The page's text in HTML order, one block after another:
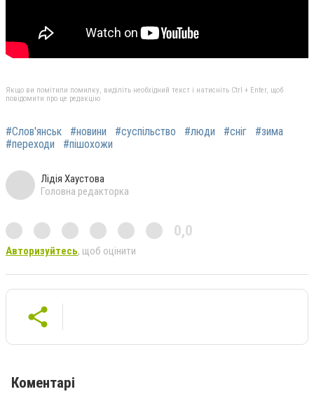
Якщо ви помітили помилку, виділіть необхідний текст і натисніть Ctrl + Enter, щоб
повідомити про це редакцію
#Слов'янськ #новини #суспільство #люди #сніг
#зима
#переходи
#пішохожи
Лідія Хаустова
Головна редакторка
0,0
Авторизуйтесь, щоб оцінити
Коментарі